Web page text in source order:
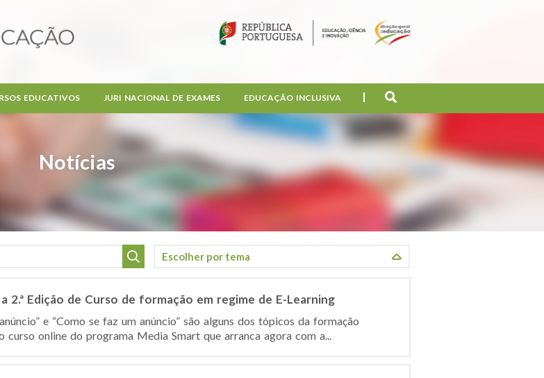
Notícias
EDUCATIVOS JURI NACIONAL DE EXAMES EDUCAÇÃO INCLUSIVA
2.ª Edição de Curso de formação em regime de E-Learning
e “Como se faz um anúncio” são alguns dos tópicos da formação
curso online do programa Media Smart que arranca agora com a...